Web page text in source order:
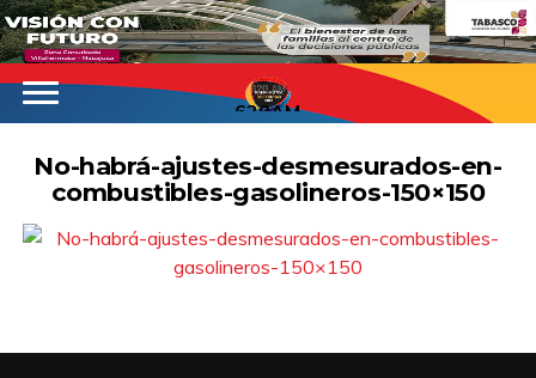
620AM
No-habrá-ajustes-desmesurados-en-
combustibles-gasolineros-150×150